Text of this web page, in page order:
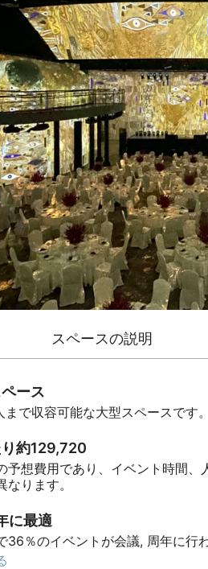
スペースの説明
ース
で収容可能な大型スペースです。
約129,720
予想費用であり、イベント時間、
なります。
に最適
36％のイベントが会議, 周年に行